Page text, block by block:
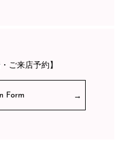
ご来店予約】
Form